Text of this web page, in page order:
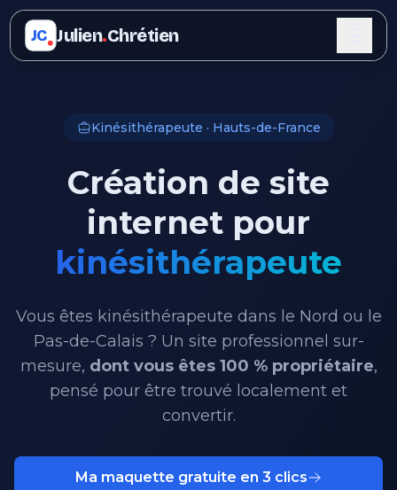
JC Julien.Chrétien
Kinésithérapeute · Hauts-de-France
Création de site
internet pour
kinésithérapeute
Vous êtes kinésithérapeute dans le Nord ou le
Pas-de-Calais ? Un site professionnel sur-
mesure, dont vous êtes 100 % propriétaire,
pensé pour être trouvé localement et
convertir.
Ma maquette gratuite en 3 clics